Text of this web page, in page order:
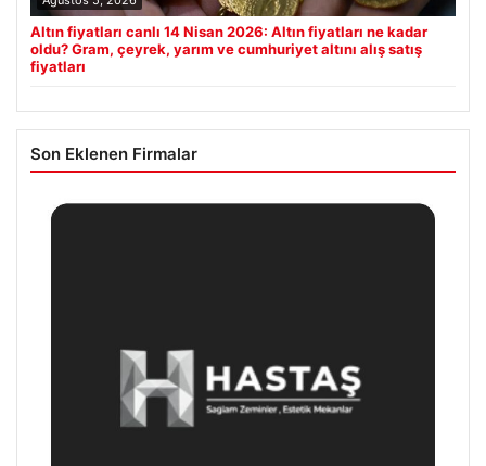
Altın fiyatları canlı 14 Nisan 2026: Altın fiyatları ne kadar
oldu? Gram, çeyrek, yarım ve cumhuriyet altını alış satış
fiyatları
Son Eklenen Firmalar